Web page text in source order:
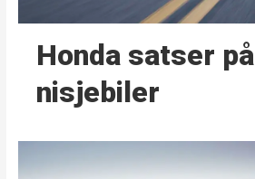
Honda satser på
nisjebiler